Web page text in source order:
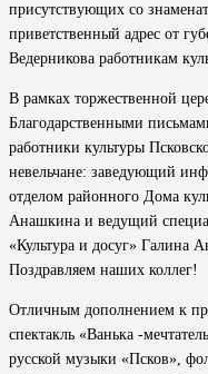
присутствующих со
приветственный адрес от
Ведерникова работникам
В рамках торжественной
Благодарственными
работники культуры
невельчане: заведующий
отделом районного Дома
Анашкина и ведущий
«Культура и досуг» Галина
Поздравляем наших коллег!
Отличным дополнением к
спектакль «Ванька -
русской музыки «Псков»,